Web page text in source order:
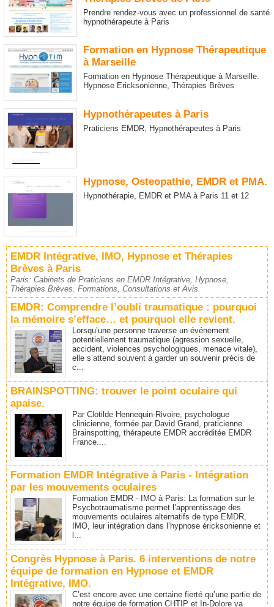
Prendre rendez-vous avec un professionnel de santé
hypnothérapeute à Paris
Formation en Hypnose Thérapeutique
à Marseille
Formation en Hypnose Thérapeutique à Marseille.
Hypnose Ericksonienne, Thérapies Brèves
Hypnothérapeutes à Paris
Praticiens EMDR, Hypnothérapeutes à Paris
Hypnose, Osteopathie, EMDR et PMA.
Hypnothérapie, EMDR et PMA à Paris 11 et 12
EMDR Intégrative, IMO, Hypnose et Thérapies
Brèves à Paris
Paris: Cabinets de Praticiens en EMDR Intégrative, Hypnose,
Thérapies Brèves. Formations, Consultations et Avis.
EMDR: Comprendre l’oubli traumatique : pourquoi
la mémoire s’efface… et pourquoi elle revient.
Lorsqu’une personne traverse un événement
potentiellement traumatique (agression sexuelle,
accident, violences psychologiques, menace vitale),
elle s’attend souvent à garder un souvenir précis de
c...
BRAINSPOTTING: trouver le point oculaire qui
apaise.
Par Clotilde Hennequin-Rivoire, psychologue
clinicienne, formée par David Grand, praticienne
Brainspotting, thérapeute EMDR accréditée EMDR
France....
Formation EMDR Intégrative à Paris - Intégration
par les mouvements oculaires
Formation EMDR - IMO à Paris: La formation sur le
Psychotraumatisme permet l’apprentissage des
mouvements oculaires alternatifs de type EMDR,
IMO, leur intégration dans l’hypnose éricksonienne et
l...
Congrès Hypnose à Paris. 6 interventions de notre
équipe de formation en Hypnose et EMDR
Intégrative, IMO.
C’est encore avec une certaine fierté qu’une partie de
notre équipe de formation CHTIP et In-Dolore va